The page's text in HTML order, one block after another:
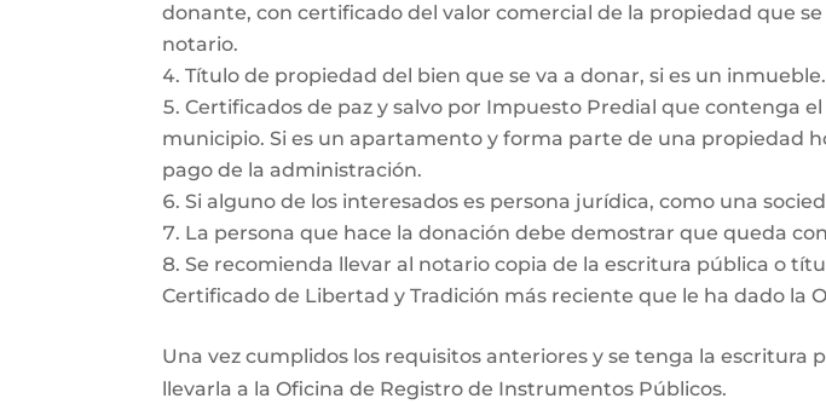
donante, con certificado del valor comercial de la propiedad que
notario.
Título de propiedad del bien que se va a donar, si es un inmueble.
Certificados de paz y salvo por Impuesto Predial que contenga
municipio. Si es un apartamento y forma parte de una propiedad
pago de la administración.
Si alguno de los interesados es persona jurídica, como una
La persona que hace la donación debe demostrar que queda
Se recomienda llevar al notario copia de la escritura pública o
Certificado de Libertad y Tradición más reciente que le ha dado la
Una vez cumplidos los requisitos anteriores y se tenga la
llevarla a la Oficina de Registro de Instrumentos Públicos.